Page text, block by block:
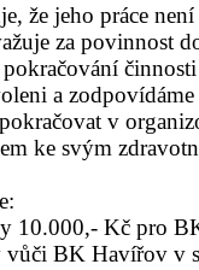
že jeho práce
za povinnost
a
v
ke svým
10.000,- Kč pro
vůči BK Havířov v